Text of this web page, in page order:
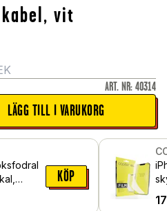
vit
ART. NR: 40314
LÄGG TILL I VARUKORG
KÖP